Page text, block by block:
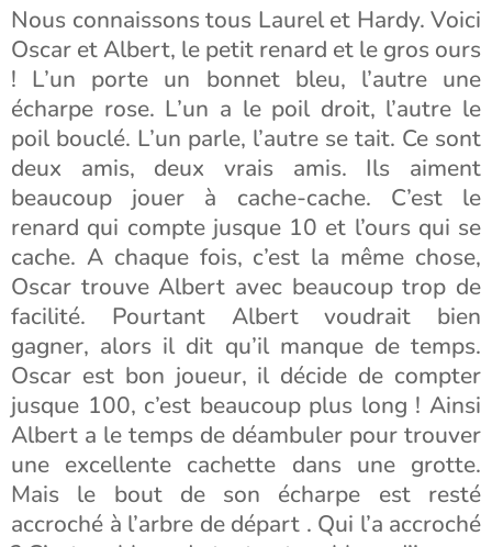
Nous connaissons tous Laurel et Hardy. Voici
Oscar et Albert, le petit renard et le gros ours
! L’un porte un bonnet bleu, l’autre une
écharpe rose. L’un a le poil droit, l’autre le
poil bouclé. L’un parle, l’autre se tait. Ce sont
deux amis, deux vrais amis. Ils aiment
beaucoup jouer à cache-cache. C’est le
renard qui compte jusque 10 et l’ours qui se
cache. A chaque fois, c’est la même chose,
Oscar trouve Albert avec beaucoup trop de
facilité. Pourtant Albert voudrait bien
gagner, alors il dit qu’il manque de temps.
Oscar est bon joueur, il décide de compter
jusque 100, c’est beaucoup plus long ! Ainsi
Albert a le temps de déambuler pour trouver
une excellente cachette dans une grotte.
Mais le bout de son écharpe est resté
accroché à l’arbre de départ . Qui l’a accroché